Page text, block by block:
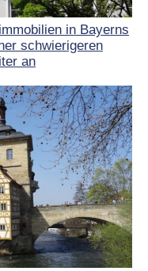
in Bayerns
schwierigeren
an